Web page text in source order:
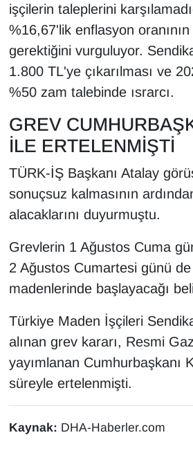
işçilerin taleplerini
%16,67'lik enflasyon oranının
gerektiğini vurguluyor.
1.800 TL'ye çıkarılması ve
%50 zam talebinde ısrarcı.
GREV
İLE ERTELENMİŞTİ
TÜRK-İŞ Başkanı Atalay
sonuçsuz kalmasının
alacaklarını duyurmuştu.
Grevlerin 1 Ağustos Cuma
2 Ağustos Cumartesi günü
madenlerinde başlayacağı
Türkiye Maden İşçileri
alınan grev kararı, Resmi
yayımlanan Cumhurbaşkanı
süreyle ertelenmişti.
Kaynak: DHA-Haberler.com